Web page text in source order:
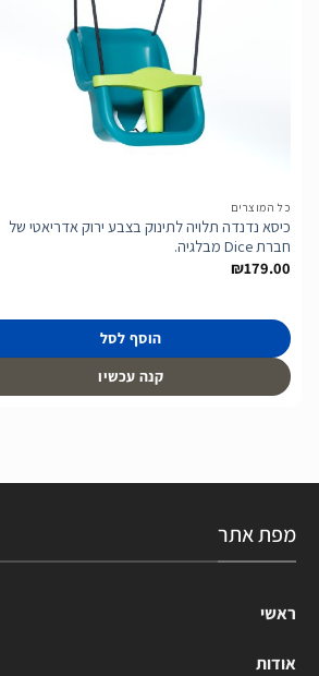
כל המוצרים
כיסא נדנדה תלויה לתינוק בצבע ירוק אדריאטי של
חברת Dice מבלגיה.
₪179.00
הוסף לסל
קנה עכשיו
מפת אתר
ראשי
אודות